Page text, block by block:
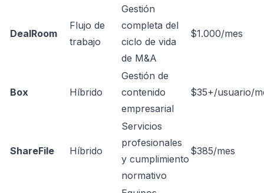
DealRoom
Flujo de
trabajo
Gestión
completa del
ciclo de vida
de M&A
$1.000/mes
Box Híbrido
Gestión de
contenido
empresarial
$35+/usuario/
ShareFile Híbrido
Servicios
profesionales
y cumplimiento
normativo
$385/mes